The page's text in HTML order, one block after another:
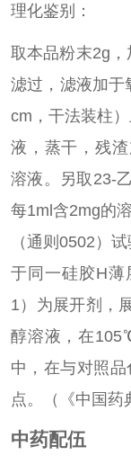
理化鉴别：
取本品粉末2g，
滤过，滤液加于
cm，干法装柱
液，蒸干，残
溶液。另取23-
每1ml含2mg的
（通则0502）
于同一硅胶H
1）为展开剂，
醇溶液，在
中，在与对照
点。（《中国药
中药配伍